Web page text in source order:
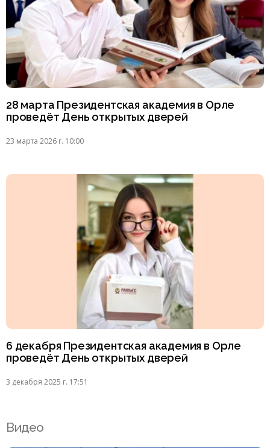
28 марта Президентская академия в Орле
проведёт День открытых дверей
23 марта 2026 г. 10:00
6 декабря Президентская академия в Орле
проведёт День открытых дверей
3 декабря 2025 г. 17:51
Видео